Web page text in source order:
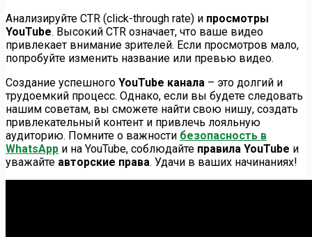
Анализируйте CTR (click-through rate) и просмотры
YouTube. Высокий CTR означает, что ваше видео
привлекает внимание зрителей. Если просмотров мало,
попробуйте изменить название или превью видео.
Создание успешного YouTube канала – это долгий и
трудоемкий процесс. Однако, если вы будете следовать
нашим советам, вы сможете найти свою нишу, создать
привлекательный контент и привлечь лояльную
аудиторию. Помните о важности безопасность в
WhatsApp и на YouTube, соблюдайте правила YouTube и
уважайте авторские права. Удачи в ваших начинаниях!